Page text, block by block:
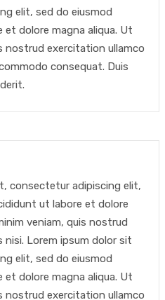
elit, sed do eiusmod
dolore magna aliqua. Ut
nostrud exercitation ullamco
consequat. Duis
consectetur adipiscing elit,
ut labore et dolore
veniam, quis nostrud
nisi. Lorem ipsum dolor sit
elit, sed do eiusmod
dolore magna aliqua. Ut
nostrud exercitation ullamco